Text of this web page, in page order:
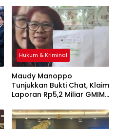
Hukum & Kriminal
Maudy Manoppo
Tunjukkan Bukti Chat, Klaim
Laporan Rp5,2 Miliar GMIM